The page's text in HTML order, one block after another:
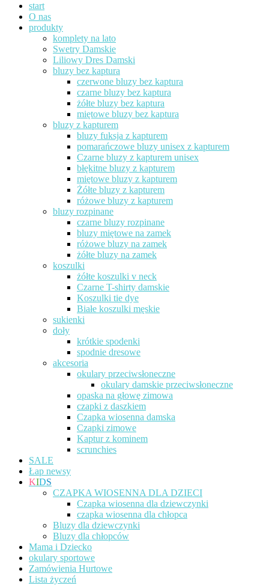
start
O nas
produkty
komplety na lato
Swetry Damskie
Liliowy Dres Damski
bluzy bez kaptura
czerwone bluzy bez kaptura
czarne bluzy bez kaptura
żółte bluzy bez kaptura
miętowe bluzy bez kaptura
bluzy z kapturem
bluzy fuksja z kapturem
pomarańczowe bluzy unisex z kapturem
Czarne bluzy z kapturem unisex
błękitne bluzy z kapturem
miętowe bluzy z kapturem
Żółte bluzy z kapturem
różowe bluzy z kapturem
bluzy rozpinane
czarne bluzy rozpinane
bluzy miętowe na zamek
różowe bluzy na zamek
żółte bluzy na zamek
koszulki
żółte koszulki v neck
Czarne T-shirty damskie
Koszulki tie dye
Białe koszulki męskie
sukienki
doły
krótkie spodenki
spodnie dresowe
akcesoria
okulary przeciwsłoneczne
okulary damskie przeciwsłoneczne
opaska na głowę zimowa
czapki z daszkiem
Czapka wiosenna damska
Czapki zimowe
Kaptur z kominem
scrunchies
SALE
Łap newsy
KIDS
CZAPKA WIOSENNA DLA DZIECI
Czapka wiosenna dla dziewczynki
czapka wiosenna dla chłopca
Bluzy dla dziewczynki
Bluzy dla chłopców
Mama i Dziecko
okulary sportowe
Zamówienia Hurtowe
Lista życzeń